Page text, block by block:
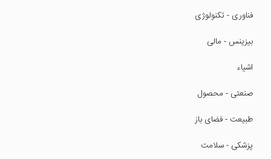
فناوری - تکنولوژی
بیزینس - مالی
اشیاء
صنعتی - محصول
طبیعت - فضای باز
پزشکی - سلامت